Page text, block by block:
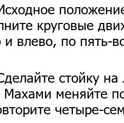
круговые
и влево, по пять-
стойку на
Махами меняйте
четыре-